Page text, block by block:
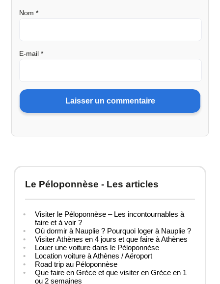
Nom *
E-mail *
Le Péloponnèse - Les articles
Visiter le Péloponnèse – Les incontournables à
faire et à voir ?
Où dormir à Nauplie ? Pourquoi loger à Nauplie ?
Visiter Athènes en 4 jours et que faire à Athènes
Louer une voiture dans le Péloponnèse
Location voiture à Athènes / Aéroport
Road trip au Péloponnèse
Que faire en Grèce et que visiter en Grèce en 1
ou 2 semaines